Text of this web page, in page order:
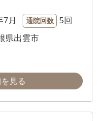
7月 通院回数 5回
県出雲市
見る